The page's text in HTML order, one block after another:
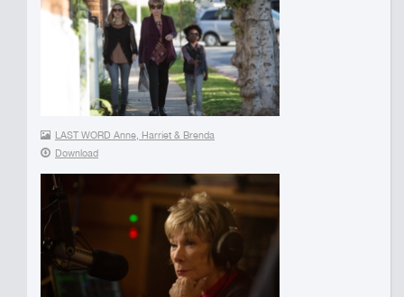
LAST WORD Anne, Harriet & Brenda
Download